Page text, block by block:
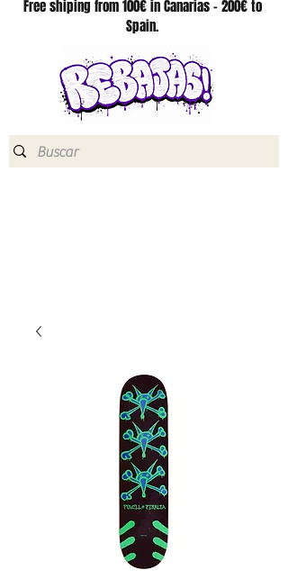
Free shiping from 100€ in Canarias - 200€ to
Spain.